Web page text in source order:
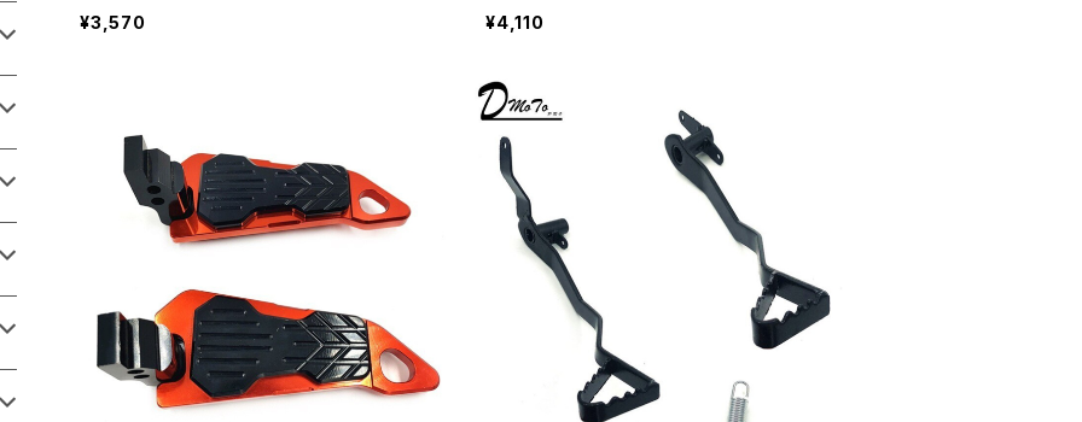
BEL 2017-202219モーターサイクルアクセサ
リーフットペグエクステンダーパッド
¥3,570
ブレーキペダルパッドマットカバーカースタイリ
ング
¥4,110